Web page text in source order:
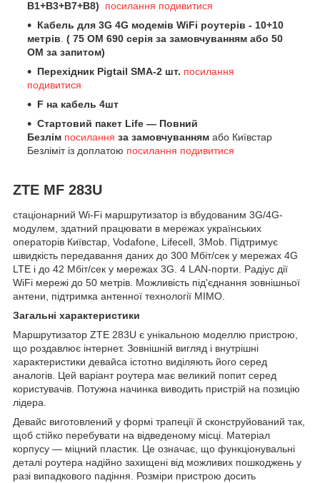
B1+B3+B7+B8)
посилання подивитися
Кабель для 3G 4G модемів WiFi роутерів - 10+10
метрів ( 75 OM 690 серія за замовчуванням або 50
OM за запитом)
Перехідник Pigtail SMA-2 шт. посилання
подивитися
F на кабель 4шт
Стартовий пакет Life — Повний
Безлім посилання за замовчуванням або Київстар
Безліміт із доплатою посилання подивитися
ZTE MF 283U
стаціонарний Wi-Fi маршрутизатор із вбудованим 3G/4G-
модулем, здатний працювати в мережах українських
операторів Київстар, Vodafone, Lifecell, 3Mob. Підтримує
швидкість передавання даних до 300 Мбіт/сек у мережах 4G
LTE і до 42 Мбіт/сек у мережах 3G. 4 LAN-порти. Радіус дії
WiFi мережі до 50 метрів. Можливість під'єднання зовнішньої
антени, підтримка антенної технології MIMO.
Загальні характеристики
Маршрутизатор ZTE 283U є унікальною моделлю пристрою,
що роздавлює інтернет. Зовнішній вигляд і внутрішні
характеристики девайса істотно виділяють його серед
аналогів. Цей варіант роутера має великий попит серед
користувачів. Потужна начинка виводить пристрій на позицію
лідера.
Девайс виготовлений у формі трапеції й сконструйований так,
щоб стійко перебувати на відведеному місці. Матеріал
корпусу — міцний пластик. Це означає, що функціонувальні
деталі роутера надійно захищені від можливих пошкоджень у
разі випадкового падіння. Розміри пристрою досить